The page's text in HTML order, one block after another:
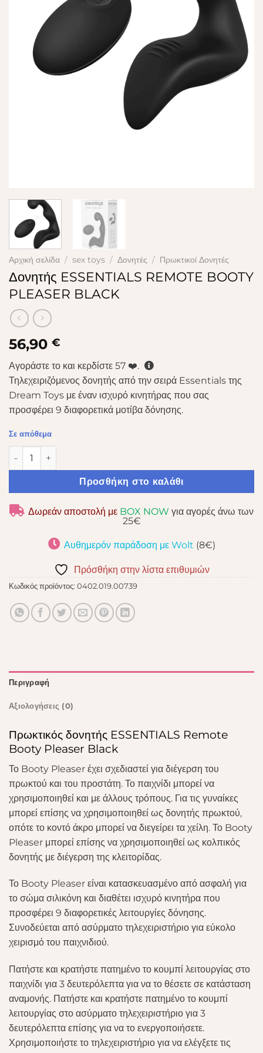
Αρχική σελίδα / sex toys / Δονητές / Πρωκτικοί Δονητές
Δονητής ESSENTIALS REMOTE BOOTY
PLEASER BLACK
56,90 €
Αγοράστε το και κερδίστε 57 ❤️.
Τηλεχειριζόμενος δονητής από την σειρά Essentials της
Dream Toys με έναν ισχυρό κινητήρας που σας
προσφέρει 9 διαφορετικά μοτίβα δόνησης.
Σε απόθεμα
Δονητής ESSENTIALS REMOTE BOOTY PLEASER BLACK
Προσθήκη στο καλάθι
Δωρεάν αποστολή με BOX NOW για αγορές άνω των
25€
Αυθημερόν παράδοση με Wolt (8€)
Πρόσθήκη στην λίστα επιθυμιών
Κωδικός προϊόντος: 0402.019.00739
Περιγραφή
Αξιολογήσεις (0)
Πρωκτικός δονητής ESSENTIALS Remote
Booty Pleaser Black
Το Booty Pleaser έχει σχεδιαστεί για διέγερση του
πρωκτού και του προστάτη. Το παιχνίδι μπορεί να
χρησιμοποιηθεί και με άλλους τρόπους. Για τις γυναίκες
μπορεί επίσης να χρησιμοποιηθεί ως δονητής πρωκτού,
οπότε το κοντό άκρο μπορεί να διεγείρει τα χείλη. Το Booty
Pleaser μπορεί επίσης να χρησιμοποιηθεί ως κολπικός
δονητής με διέγερση της κλειτορίδας.
Το Booty Pleaser είναι κατασκευασμένο από ασφαλή για
το σώμα σιλικόνη και διαθέτει ισχυρό κινητήρα που
προσφέρει 9 διαφορετικές λειτουργίες δόνησης.
Συνοδεύεται από ασύρματο τηλεχειριστήριο για εύκολο
χειρισμό του παιχνιδιού.
Πατήστε και κρατήστε πατημένο το κουμπί λειτουργίας στο
παιχνίδι για 3 δευτερόλεπτα για να το θέσετε σε κατάσταση
αναμονής. Πατήστε και κρατήστε πατημένο το κουμπί
λειτουργίας στο ασύρματο τηλεχειριστήριο για 3
δευτερόλεπτα επίσης για να το ενεργοποιήσετε.
Χρησιμοποιήστε το τηλεχειριστήριο για να ελέγξετε τις